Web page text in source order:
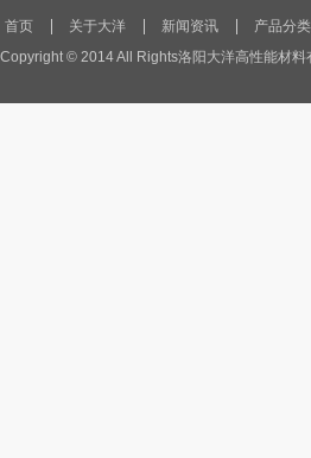
首页 关于大洋 新闻资讯 产品分类
Copyright © 2014 All Rights洛阳大洋高性能材料